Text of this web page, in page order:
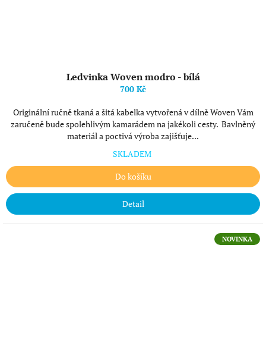
Ledvinka Woven modro - bílá
700 Kč
Originální ručně tkaná a šitá kabelka vytvořená v dílně Woven Vám
zaručeně bude spolehlivým kamarádem na jakékoli cesty. Bavlněný
materiál a poctivá výroba zajišťuje...
SKLADEM
Do košíku
Detail
NOVINKA